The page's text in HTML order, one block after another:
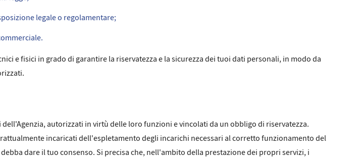
legale o regolamentare;
e fisici in grado di garantire la riservatezza e la sicurezza dei tuoi dati personali, in modo da
autorizzati in virtù delle loro funzioni e vincolati da un obbligo di riservatezza.
incaricati dell'espletamento degli incarichi necessari al corretto funzionamento del
dare il tuo consenso. Si precisa che, nell'ambito della prestazione dei propri servizi, i